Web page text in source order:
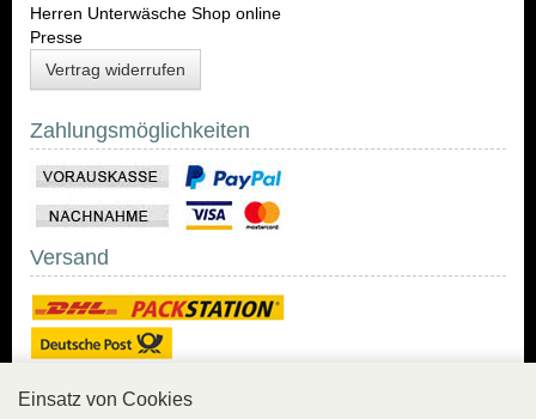
Herren Unterwäsche Shop online
Presse
Vertrag widerrufen
Zahlungsmöglichkeiten
Versand
Einsatz von Cookies